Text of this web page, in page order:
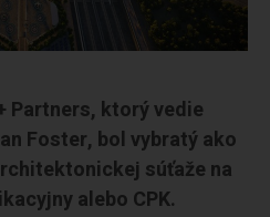
Partners, ktorý vedie
Foster, bol vybratý ako
súťaže na
alebo CPK.